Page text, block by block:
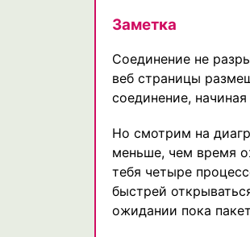
Заметка
Соединение не
веб страницы
соединение,
Но смотрим на
меньше, чем время
тебя четыре
быстрей
ожидании пока